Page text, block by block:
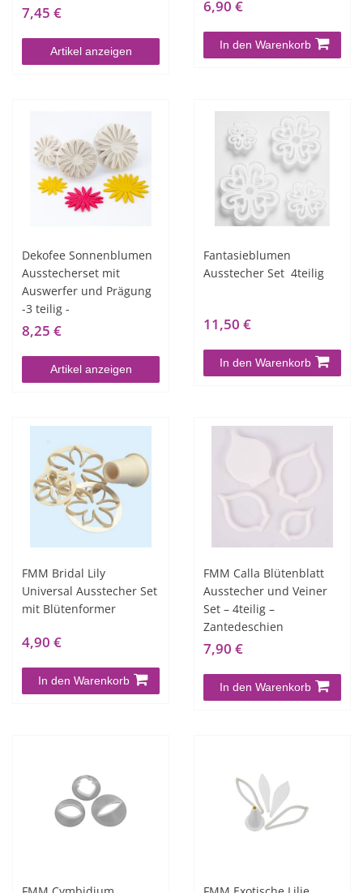
7,45 €
Artikel anzeigen
6,90 €
In den Warenkorb
Dekofee Sonnenblumen
Ausstecherset mit
Auswerfer und Prägung
-3 teilig -
8,25 €
Artikel anzeigen
Fantasieblumen
Ausstecher Set  4teilig
11,50 €
In den Warenkorb
FMM Bridal Lily
Universal Ausstecher Set
mit Blütenformer
4,90 €
In den Warenkorb
FMM Calla Blütenblatt
Ausstecher und Veiner
Set – 4teilig –
Zantedeschien
7,90 €
In den Warenkorb